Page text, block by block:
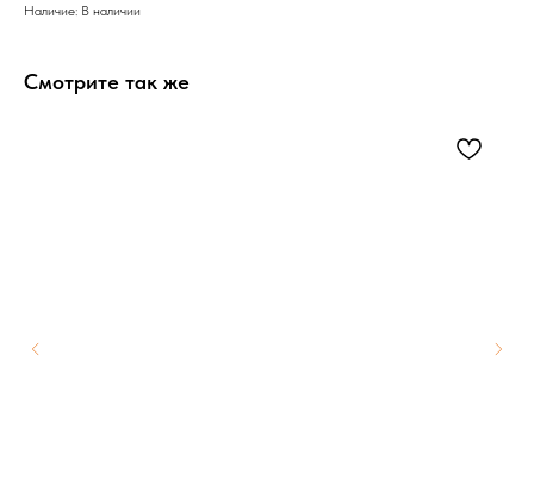
Наличие: В наличии
Смотрите так же